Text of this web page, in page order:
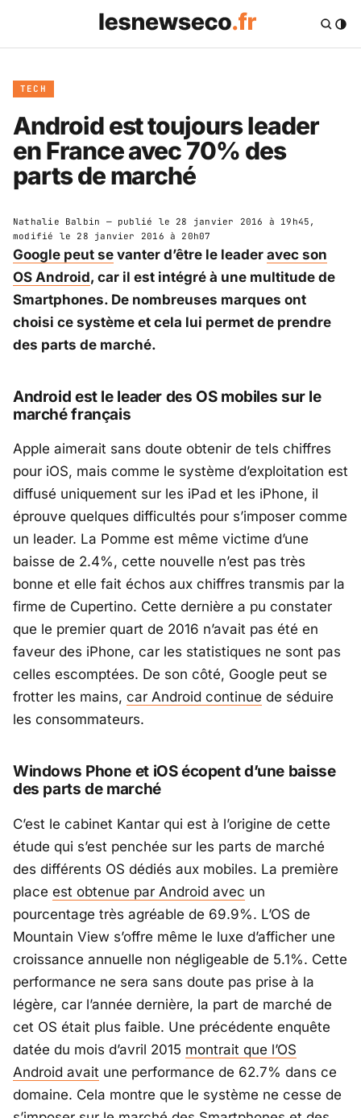
TECH
Android est toujours leader
en France avec 70% des
parts de marché
Nathalie Balbin — publié le 28 janvier 2016 à 19h45 ,
modifié le 28 janvier 2016 à 20h07
Google peut se vanter d’être le leader avec son
OS Android, car il est intégré à une multitude de
Smartphones. De nombreuses marques ont
choisi ce système et cela lui permet de prendre
des parts de marché.
Android est le leader des OS mobiles sur le
marché français
Apple aimerait sans doute obtenir de tels chiffres
pour iOS, mais comme le système d’exploitation est
diffusé uniquement sur les iPad et les iPhone, il
éprouve quelques difficultés pour s’imposer comme
un leader. La Pomme est même victime d’une
baisse de 2.4%, cette nouvelle n’est pas très
bonne et elle fait échos aux chiffres transmis par la
firme de Cupertino. Cette dernière a pu constater
que le premier quart de 2016 n’avait pas été en
faveur des iPhone, car les statistiques ne sont pas
celles escomptées. De son côté, Google peut se
frotter les mains, car Android continue de séduire
les consommateurs.
Windows Phone et iOS écopent d’une baisse
des parts de marché
C’est le cabinet Kantar qui est à l’origine de cette
étude qui s’est penchée sur les parts de marché
des différents OS dédiés aux mobiles. La première
place est obtenue par Android avec un
pourcentage très agréable de 69.9%. L’OS de
Mountain View s’offre même le luxe d’afficher une
croissance annuelle non négligeable de 5.1%. Cette
performance ne sera sans doute pas prise à la
légère, car l’année dernière, la part de marché de
cet OS était plus faible. Une précédente enquête
datée du mois d’avril 2015 montrait que l’OS
Android avait une performance de 62.7% dans ce
domaine. Cela montre que le système ne cesse de